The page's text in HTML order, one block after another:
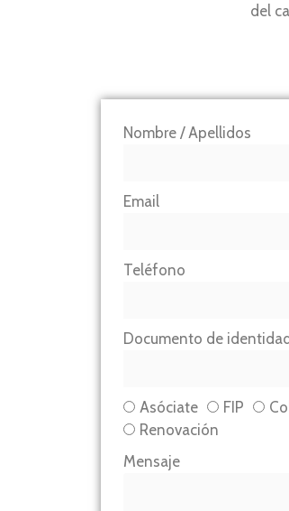
del
Nombre / Apellidos
Email
Teléfono
Documento de identidad
Asóciate FIP
Renovación
Mensaje